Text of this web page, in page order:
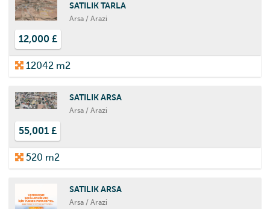
SATILIK TARLA
Arsa / Arazi
12,000 £
12042 m2
SATILIK ARSA
Arsa / Arazi
55,001 £
520 m2
SATILIK ARSA
Arsa / Arazi